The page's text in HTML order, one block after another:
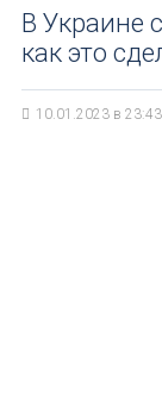
В Украине
как это
10.01.2023 в 23:43